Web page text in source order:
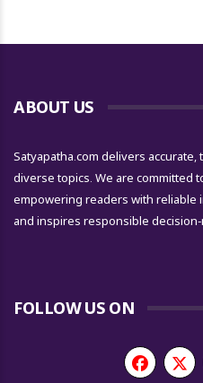
ABOUT US
Satyapatha.com delivers
diverse topics. We are committed
empowering readers with reliable
and inspires responsible decision-
FOLLOW US ON